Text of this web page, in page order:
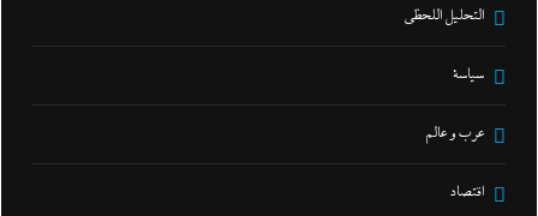
التحليل اللحظي
سياسة
عرب و عالم
اقتصاد